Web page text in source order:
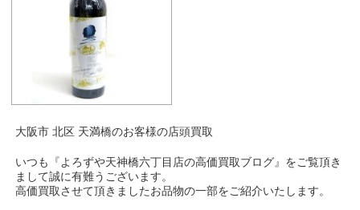
大阪市 北区 天満橋のお客様の店頭買取
いつも『よろずや天神橋六丁目店の高価買取ブログ』をご覧頂き
まして誠に有難うございます。
高価買取させて頂きましたお品物の一部をご紹介いたします。